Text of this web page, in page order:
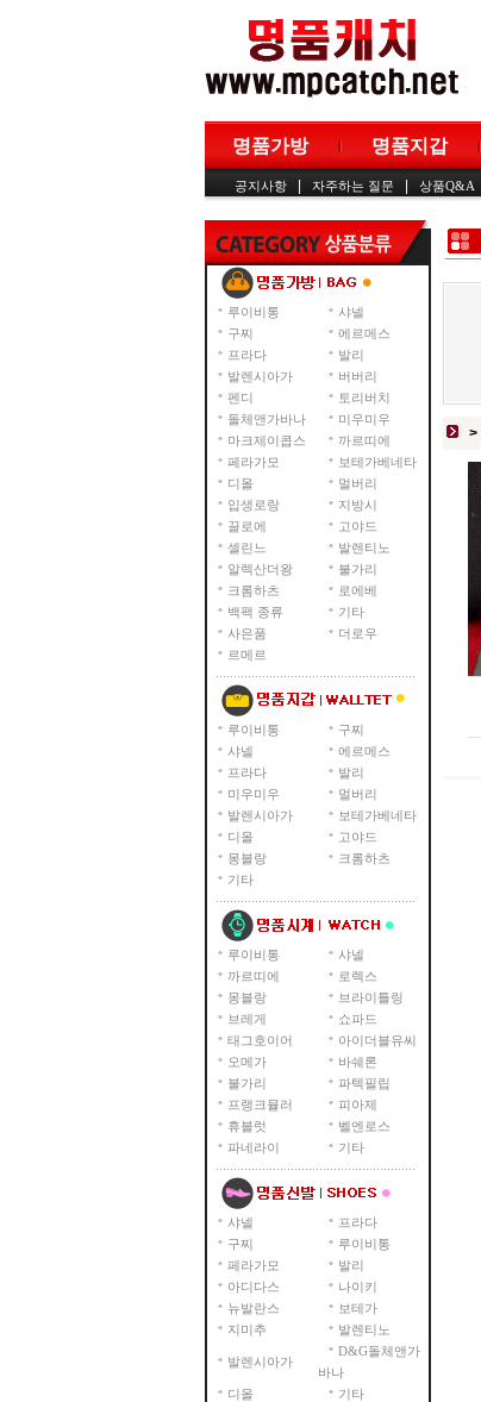
명품가방 명품지갑
공지사항 자주하는 질문 상품Q&A
루이비통
샤넬
구찌
에르메스
프라다
발리
발렌시아가
버버리
펜디
토리버치
돌체앤가바나
미우미우
마크제이콥스
까르띠에
페라가모
보테가베네타
디올
멀버리
입생로랑
지방시
끌로에
고야드
셀린느
발렌티노
알렉산더왕
불가리
크롬하츠
로에베
백팩 종류
기타
사은품
더로우
르메르
루이비통
구찌
샤넬
에르메스
프라다
발리
미우미우
멀버리
발렌시아가
보테가베네타
디올
고야드
몽블랑
크롬하츠
기타
루이비통
샤넬
까르띠에
로렉스
몽블랑
브라이틀링
브레게
쇼파드
태그호이어
아이더블유씨
오메가
바쉐론
불가리
파텍필립
프랭크뮬러
피아제
휴블럿
벨엔로스
파네라이
기타
샤넬
프라다
구찌
루이비통
페라가모
발리
아디다스
나이키
뉴발란스
보테가
지미추
발렌티노
발렌시아가
D&G돌체앤가
바나
디올
기타
>